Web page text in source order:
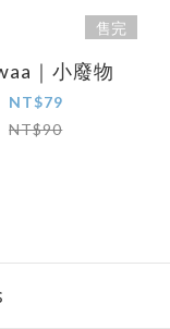
售完
｜小廢物
NT$79
NT$90